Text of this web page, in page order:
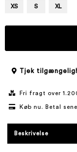
XS S XL
Tjek
Fri fragt over
Køb nu. Betal
Beskrivelse